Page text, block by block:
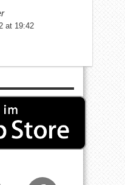
at 19:42